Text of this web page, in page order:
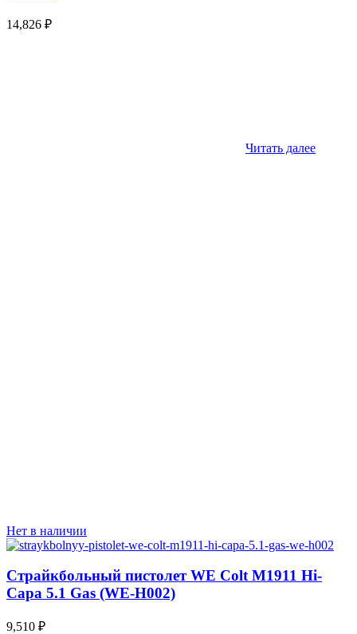
14,826 ₽
Читать далее
Нет в наличии
Страйкбольный пистолет WE Colt M1911 Hi-
Capa 5.1 Gas (WE-H002)
9,510 ₽